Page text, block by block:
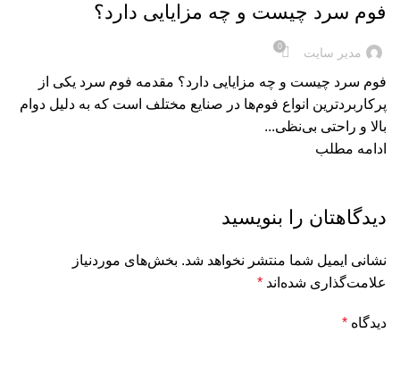
فوم سرد چیست و چه مزایایی دارد؟
مدیر سایت 0
فوم سرد چیست و چه مزایایی دارد؟ مقدمه فوم سرد یکی از
پرکاربردترین انواع فوم‌ها در صنایع مختلف است که به دلیل دوام
بالا و راحتی بی‌نظی...
ادامه مطلب
دیدگاهتان را بنویسید
نشانی ایمیل شما منتشر نخواهد شد. بخش‌های موردنیاز
علامت‌گذاری شده‌اند *
دیدگاه *